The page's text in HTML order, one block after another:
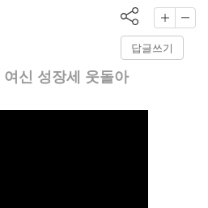
답글쓰기
신 성장세 웃돌아